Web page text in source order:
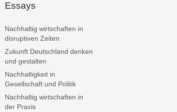
Essays
Nachhaltig wirtschaften in
disruptiven Zeiten
Zukunft Deutschland denken
und gestalten
Nachhaltigkeit in
Gesellschaft und Politik
Nachhaltig wirtschaften in
der Praxis